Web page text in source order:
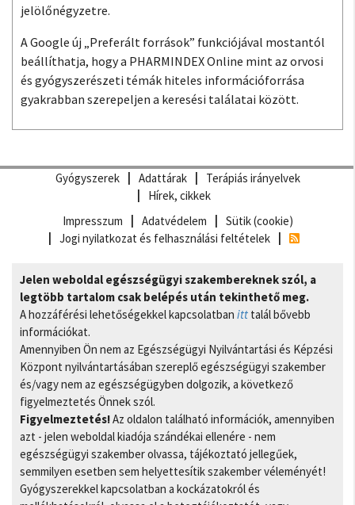
jelölőnégyzetre.
A Google új „Preferált források” funkciójával mostantól
beállíthatja, hogy a PHARMINDEX Online mint az orvosi
és gyógyszerészeti témák hiteles információforrása
gyakrabban szerepeljen a keresési találatai között.
Gyógyszerek Adattárak
Terápiás irányelvek
Hírek, cikkek
Impresszum
Adatvédelem
Sütik (cookie)
Jogi nyilatkozat és felhasználási feltételek
Jelen weboldal egészségügyi szakembereknek szól, a
legtöbb tartalom csak belépés után tekinthető meg.
A hozzáférési lehetőségekkel kapcsolatban itt talál bővebb
információkat.
Amennyiben Ön nem az Egészségügyi Nyilvántartási és Képzési
Központ nyilvántartásában szereplő egészségügyi szakember
és/vagy nem az egészségügyben dolgozik, a következő
figyelmeztetés Önnek szól.
Figyelmeztetés!Az oldalon található információk, amennyiben
azt - jelen weboldal kiadója szándékai ellenére - nem
egészségügyi szakember olvassa, tájékoztató jellegűek,
semmilyen esetben sem helyettesítik szakember véleményét!
Gyógyszerekkel kapcsolatban a kockázatokról és